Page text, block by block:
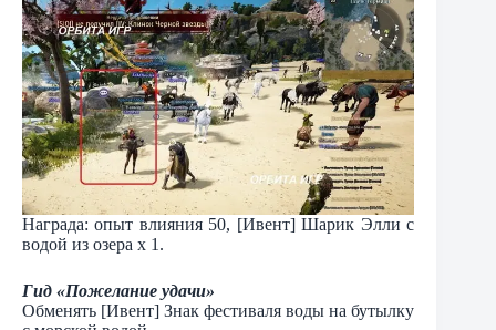
Награда: опыт влияния 50, [Ивент] Шарик Элли с
водой из озера х 1.
Гид «Пожелание удачи»
Обменять [Ивент] Знак фестиваля воды на бутылку